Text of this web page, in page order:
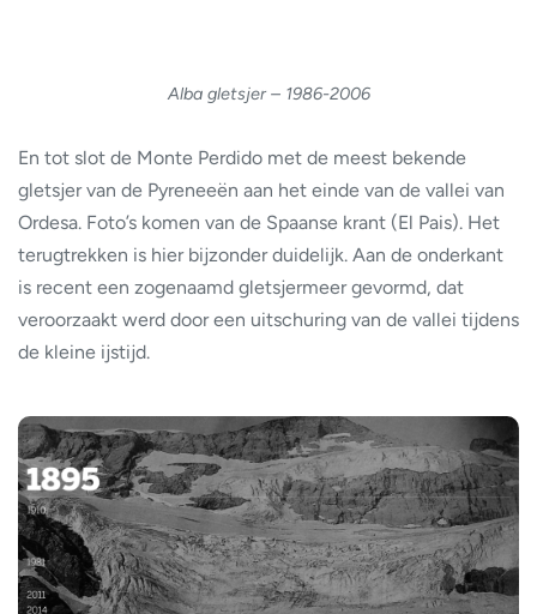
Alba gletsjer – 1986-2006
En tot slot de Monte Perdido met de meest bekende
gletsjer van de Pyreneeën aan het einde van de vallei van
Ordesa. Foto’s komen van de Spaanse krant (El Pais). Het
terugtrekken is hier bijzonder duidelijk. Aan de onderkant
is recent een zogenaamd gletsjermeer gevormd, dat
veroorzaakt werd door een uitschuring van de vallei tijdens
de kleine ijstijd.